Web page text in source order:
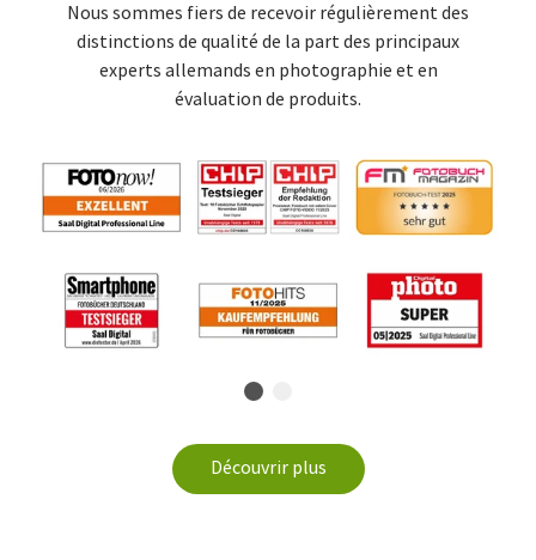
Nous sommes fiers de recevoir régulièrement des
distinctions de qualité de la part des principaux
experts allemands en photographie et en
évaluation de produits.
Découvrir plus